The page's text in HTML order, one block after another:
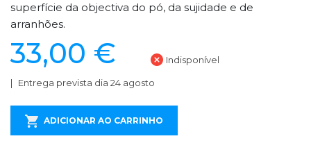
superfície da objectiva do pó, da sujidade e de
arranhões.
33,00 € Indisponível
Entrega prevista dia 24 agosto
ADICIONAR AO CARRINHO